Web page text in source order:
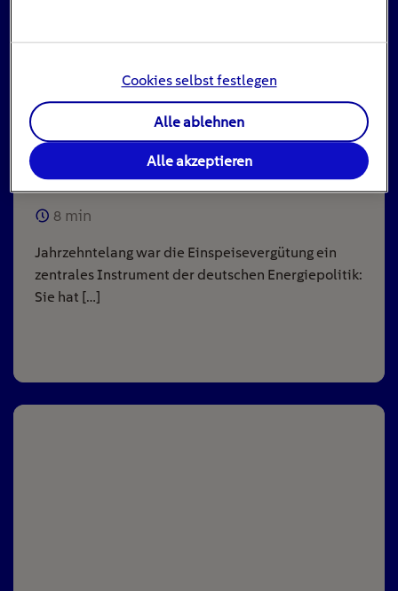
Einspeisevergütung für Photovoltaik-
Anlagen
8 min
Jahrzehntelang war die Einspeisevergütung ein
zentrales Instrument der deutschen Energiepolitik:
Sie hat […]
Cookies selbst festlegen
Alle ablehnen
Alle akzeptieren